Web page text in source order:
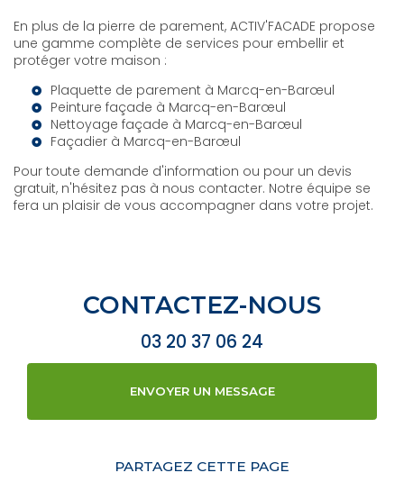
En plus de la pierre de parement, ACTIV'FACADE propose
une gamme complète de services pour embellir et
protéger votre maison :
Plaquette de parement à Marcq-en-Barœul
Peinture façade à Marcq-en-Barœul
Nettoyage façade à Marcq-en-Barœul
Façadier à Marcq-en-Barœul
Pour toute demande d'information ou pour un devis
gratuit, n'hésitez pas à nous contacter. Notre équipe se
fera un plaisir de vous accompagner dans votre projet.
CONTACTEZ-NOUS
03 20 37 06 24
ENVOYER UN MESSAGE
PARTAGEZ CETTE PAGE